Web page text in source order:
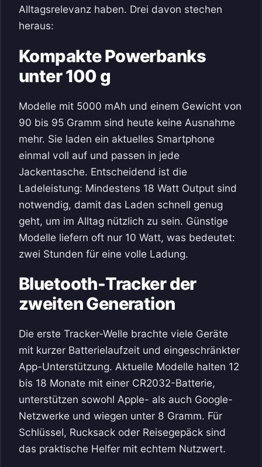
Alltagsrelevanz haben. Drei davon stechen
heraus:
Kompakte Powerbanks
unter 100 g
Modelle mit 5000 mAh und einem Gewicht von
90 bis 95 Gramm sind heute keine Ausnahme
mehr. Sie laden ein aktuelles Smartphone
einmal voll auf und passen in jede
Jackentasche. Entscheidend ist die
Ladeleistung: Mindestens 18 Watt Output sind
notwendig, damit das Laden schnell genug
geht, um im Alltag nützlich zu sein. Günstige
Modelle liefern oft nur 10 Watt, was bedeutet:
zwei Stunden für eine volle Ladung.
Bluetooth-Tracker der
zweiten Generation
Die erste Tracker-Welle brachte viele Geräte
mit kurzer Batterielaufzeit und eingeschränkter
App-Unterstützung. Aktuelle Modelle halten 12
bis 18 Monate mit einer CR2032-Batterie,
unterstützen sowohl Apple- als auch Google-
Netzwerke und wiegen unter 8 Gramm. Für
Schlüssel, Rucksack oder Reisegepäck sind
das praktische Helfer mit echtem Nutzwert.